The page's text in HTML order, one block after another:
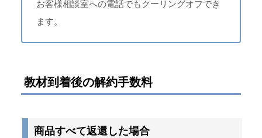
お客様相談室への電話でもクーリングオフでき
ます。
教材到着後の解約手数料
商品すべて返還した場合